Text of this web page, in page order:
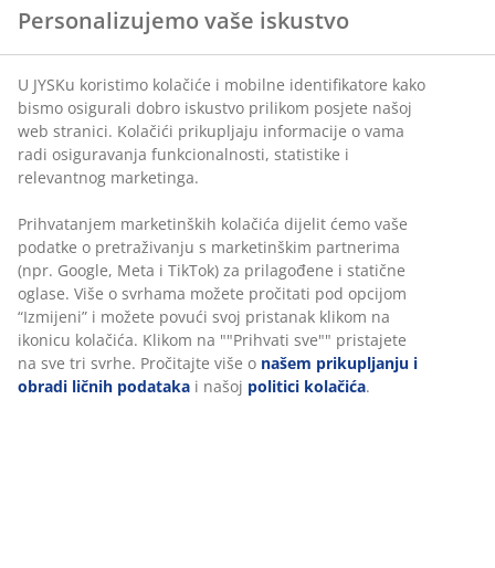
Personalizujemo vaše iskustvo
U JYSKu koristimo kolačiće i mobilne identifikatore kako
bismo osigurali dobro iskustvo prilikom posjete našoj
web stranici. Kolačići prikupljaju informacije o vama
radi osiguravanja funkcionalnosti, statistike i
relevantnog marketinga.
Prihvatanjem marketinških kolačića dijelit ćemo vaše
podatke o pretraživanju s marketinškim partnerima
(npr. Google, Meta i TikTok) za prilagođene i statične
oglase. Više o svrhama možete pročitati pod opcijom
“Izmijeni” i možete povući svoj pristanak klikom na
ikonicu kolačića. Klikom na ""Prihvati sve"" pristajete
na sve tri svrhe. Pročitajte više o našem prikupljanju i
obradi ličnih podataka i našoj politici kolačića.